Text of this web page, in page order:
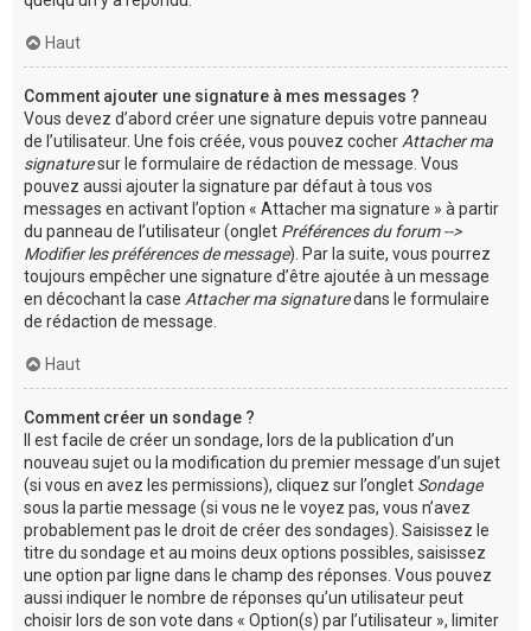
Haut
Comment ajouter une signature à mes messages ?
Vous devez d’abord créer une signature depuis votre panneau
de l’utilisateur. Une fois créée, vous pouvez cocher Attacher ma
signaturesur le formulaire de rédaction de message. Vous
pouvez aussi ajouter la signature par défaut à tous vos
messages en activant l’option « Attacher ma signature » à partir
du panneau de l’utilisateur (onglet Préférences du forum -->
Modifier les préférences de message). Par la suite, vous pourrez
toujours empêcher une signature d’être ajoutée à un message
en décochant la case Attacher ma signaturedans le formulaire
de rédaction de message.
Haut
Comment créer un sondage ?
Il est facile de créer un sondage, lors de la publication d’un
nouveau sujet ou la modification du premier message d’un sujet
(si vous en avez les permissions), cliquez sur l’onglet Sondage
sous la partie message (si vous ne le voyez pas, vous n’avez
probablement pas le droit de créer des sondages). Saisissez le
titre du sondage et au moins deux options possibles, saisissez
une option par ligne dans le champ des réponses. Vous pouvez
aussi indiquer le nombre de réponses qu’un utilisateur peut
choisir lors de son vote dans « Option(s) par l’utilisateur », limiter